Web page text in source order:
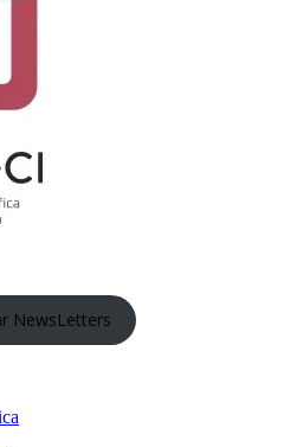
NewsLetters